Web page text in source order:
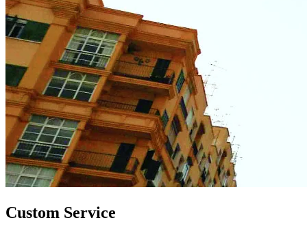
Custom Service